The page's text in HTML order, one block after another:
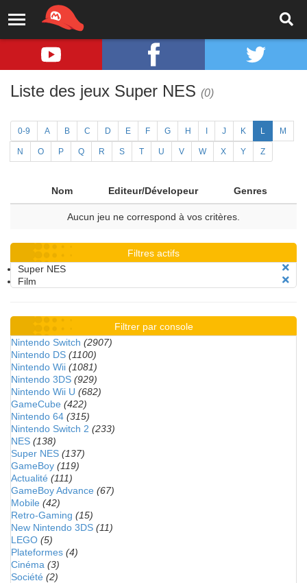
Liste des jeux Super NES (0)
0-9 A B C D E F G H J K L M
N O P Q R S T U V W X Y Z
Nom Editeur/Dévelopeur Genres
Aucun jeu ne correspond à vos critères.
Filtres actifs
Super NES
Film
Filtrer par console
Nintendo Switch (2907)
Nintendo DS (1100)
Nintendo Wii (1081)
Nintendo 3DS (929)
Nintendo Wii U (682)
GameCube (422)
Nintendo 64 (315)
Nintendo Switch 2 (233)
NES (138)
Super NES (137)
GameBoy (119)
Actualité (111)
GameBoy Advance (67)
Mobile (42)
Retro-Gaming (15)
New Nintendo 3DS (11)
LEGO (5)
Plateformes (4)
Cinéma (3)
Société (2)